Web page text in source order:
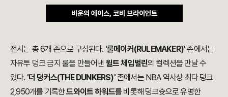
비운의 에이스, 코비 브라이언트
전시는 총 6개 존으로 구성된다. '룰메이커(RULEMAKER)'존에서는
자유투 덩크 금지 룰을 만들어낸 윌트 체임벌린의 컬렉션을 만날 수
있다. '더 덩커스(THE DUNKERS)'존에서는 NBA 역사상 최다 덩크
2,950개를 기록한드와이트 하워드를 비롯해 덩크슛으로 유명한